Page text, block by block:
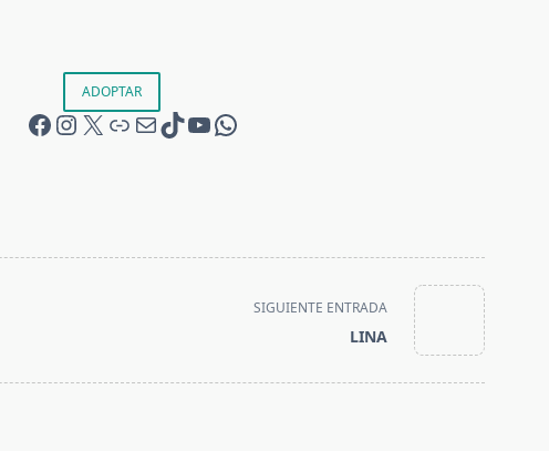
ADOPTAR
@acogidas
@acogidas
X Teaming
Correo electrónico
@ami_acogidasmalakitas
Canal de YouTube
Canal WhatsApp
SIGUIENTE ENTRADA
LINA